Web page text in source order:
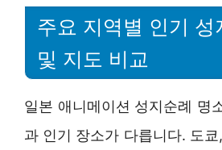
주요 지역별 인기 성
및 지도 비교
일본 애니메이션 성지순례 명
과 인기 장소가 다릅니다. 도